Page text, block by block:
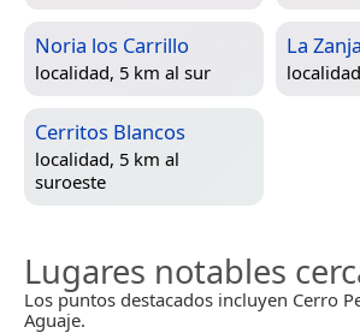
Noria los Carrillo
localidad, 5 km al sur
La Zanja
Cerritos Blancos
localidad, 5 km al
suroeste
Lugares notables
Los puntos destacados incluyen Cerro
Aguaje.